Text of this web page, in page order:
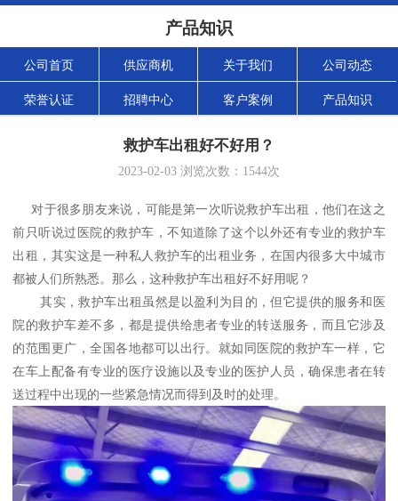
产品知识
公司首页 供应商机 关于我们 公司动态
荣誉认证 招聘中心 客户案例 产品知识
救护车出租好不好用？
2023-02-03 浏览次数： 1544次
对于很多朋友来说，可能是第一次听说救护车出租，他们在这之
前只听说过医院的救护车，不知道除了这个以外还有专业的救护车
出租，其实这是一种私人救护车的出租业务，在国内很多大中城市
都被人们所熟悉。那么，这种救护车出租好不好用呢？
其实，救护车出租虽然是以盈利为目的，但它提供的服务和医
院的救护车差不多，都是提供给患者专业的转送服务，而且它涉及
的范围更广，全国各地都可以出行。就如同医院的救护车一样，它
在车上配备有专业的医疗设施以及专业的医护人员，确保患者在转
送过程中出现的一些紧急情况而得到及时的处理。